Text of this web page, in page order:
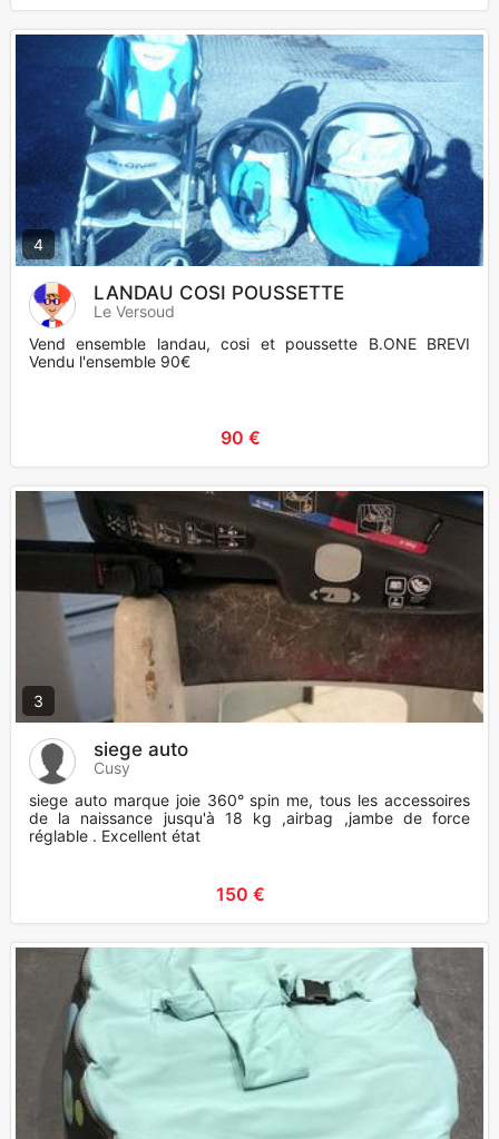
4
LANDAU COSI POUSSETTE
Le Versoud
Vend ensemble landau, cosi et poussette B.ONE BREVI
Vendu l'ensemble 90€
90 €
3
siege auto
Cusy
siege auto marque joie 360° spin me, tous les accessoires
de la naissance jusqu'à 18 kg ,airbag ,jambe de force
réglable . Excellent état
150 €